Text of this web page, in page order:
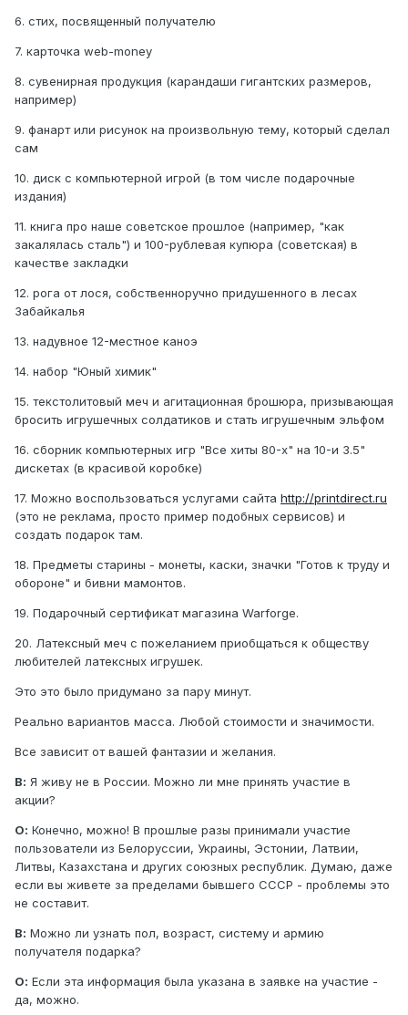
6. стих, посвященный получателю
7. карточка web-money
8. сувенирная продукция (карандаши гигантских размеров,
например)
9. фанарт или рисунок на произвольную тему, который сделал
сам
10. диск с компьютерной игрой (в том числе подарочные
издания)
11. книга про наше советское прошлое (например, "как
закалялась сталь") и 100-рублевая купюра (советская) в
качестве закладки
12. рога от лося, собственноручно придушенного в лесах
Забайкалья
13. надувное 12-местное каноэ
14. набор "Юный химик"
15. текстолитовый меч и агитационная брошюра, призывающая
бросить игрушечных солдатиков и стать игрушечным эльфом
16. сборник компьютерных игр "Все хиты 80-х" на 10-и 3.5"
дискетах (в красивой коробке)
17. Можно воспользоваться услугами сайта http://printdirect.ru
(это не реклама, просто пример подобных сервисов) и
создать подарок там.
18. Предметы старины - монеты, каски, значки "Готов к труду и
обороне" и бивни мамонтов.
19. Подарочный сертификат магазина Warforge.
20. Латексный меч с пожеланием приобщаться к обществу
любителей латексных игрушек.
Это это было придумано за пару минут.
Реально вариантов масса. Любой стоимости и значимости.
Все зависит от вашей фантазии и желания.
В: Я живу не в России. Можно ли мне принять участие в
акции?
О: Конечно, можно! В прошлые разы принимали участие
пользователи из Белоруссии, Украины, Эстонии, Латвии,
Литвы, Казахстана и других союзных республик. Думаю, даже
если вы живете за пределами бывшего СССР - проблемы это
не составит.
В: Можно ли узнать пол, возраст, систему и армию
получателя подарка?
О: Если эта информация была указана в заявке на участие -
да, можно.